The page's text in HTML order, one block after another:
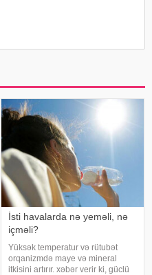
İsti havalarda nə yeməli, nə
içməli?
Yüksək temperatur və rütubət
orqanizmdə maye və mineral
itkisini artırır. xəbər verir ki, güclü